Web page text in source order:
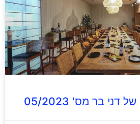
בר מס' 05/2023